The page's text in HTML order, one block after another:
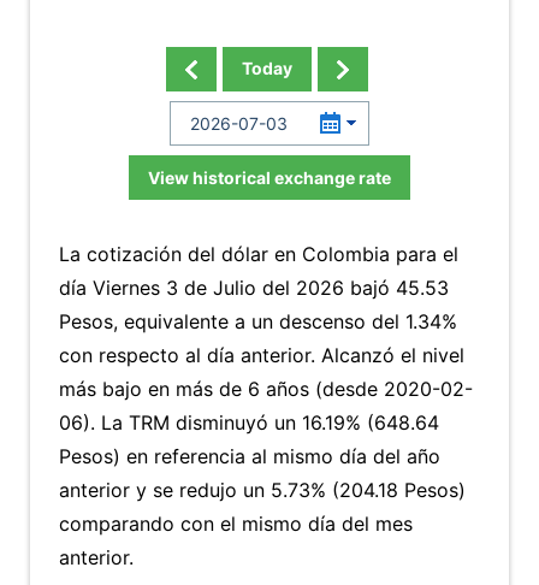
Today
View historical exchange rate
La cotización del dólar en Colombia para el
día Viernes 3 de Julio del 2026 bajó 45.53
Pesos, equivalente a un descenso del 1.34%
con respecto al día anterior. Alcanzó el nivel
más bajo en más de 6 años (desde 2020-02-
06). La TRM disminuyó un 16.19% (648.64
Pesos) en referencia al mismo día del año
anterior y se redujo un 5.73% (204.18 Pesos)
comparando con el mismo día del mes
anterior.